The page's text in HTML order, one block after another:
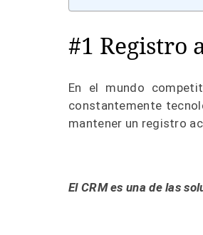
#1 Registro
En el mundo
constantemente
mantener un registro
El CRM es una de las